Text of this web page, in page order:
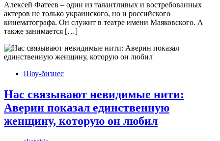
Алексей Фатеев – один из талантливых и востребованных
актеров не только украинского, но и российского
кинематографа. Он служит в театре имени Маяковского. А
также занимается […]
Шоу-бизнес
Нас связывают невидимые нити:
Аверин показал единственную
женщину, которую он любил